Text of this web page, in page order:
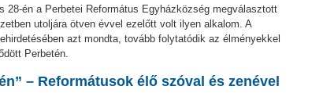
28-én a Perbetei Református Egyházközség megválasztott
utoljára ötven évvel ezelőtt volt ilyen alkalom. A
azt mondta, tovább folytatódik az élményekkel
Perbetén.
– Reformátusok élő szóval és zenével